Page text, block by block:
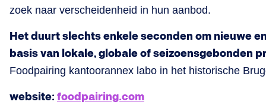
zoek naar verscheidenheid in hun aanbod.
Het duurt slechts enkele seconden om nieuwe
basis van lokale, globale of seizoensgebonden
Foodpairing kantoorannex labo in het historische
website: foodpairing.com